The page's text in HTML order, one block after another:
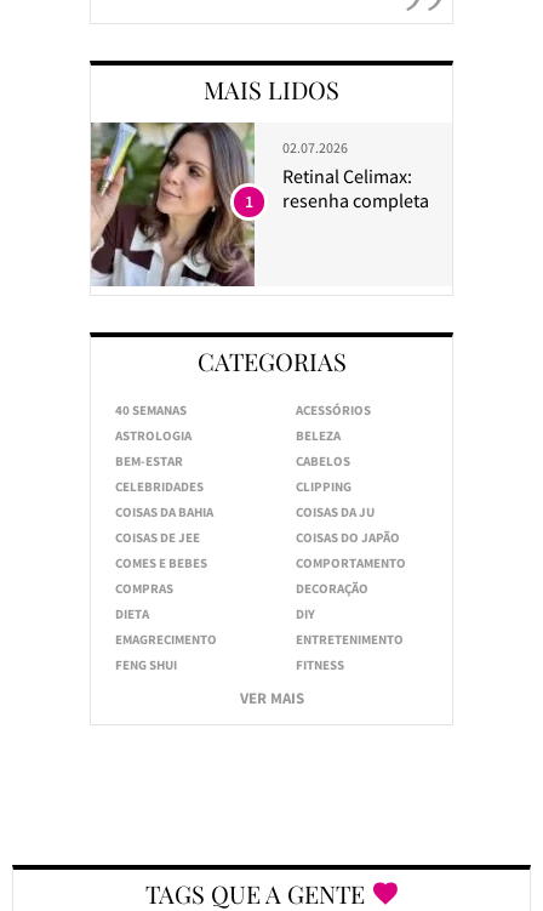
MAIS LIDOS
02.07.2026
Retinal Celimax:
resenha completa
1
CATEGORIAS
40 SEMANAS
ACESSÓRIOS
ASTROLOGIA
BELEZA
BEM-ESTAR
CABELOS
CELEBRIDADES
CLIPPING
COISAS DA BAHIA
COISAS DA JU
COISAS DE JEE
COISAS DO JAPÃO
COMES E BEBES
COMPORTAMENTO
COMPRAS
DECORAÇÃO
DIETA
DIY
EMAGRECIMENTO
ENTRETENIMENTO
FENG SHUI
FITNESS
VER MAIS
TAGS QUE A GENTE